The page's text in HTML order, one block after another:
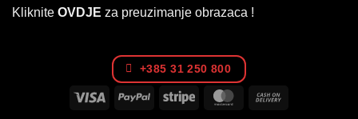
Kliknite OVDJE za preuzimanje obrazaca !
+385 31 250 800
Visa PayPal Stripe MasterCard